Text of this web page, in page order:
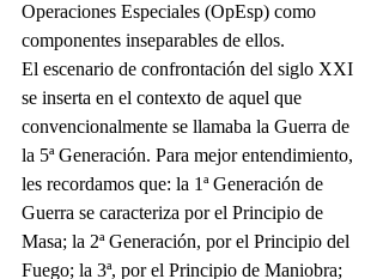
Operaciones Especiales (OpEsp) como
componentes inseparables de ellos.
El escenario de confrontación del siglo XXI
se inserta en el contexto de aquel que
convencionalmente se llamaba la Guerra de
la 5ª Generación. Para mejor entendimiento,
les recordamos que: la 1ª Generación de
Guerra se caracteriza por el Principio de
Masa; la 2ª Generación, por el Principio del
Fuego; la 3ª, por el Principio de Maniobra;